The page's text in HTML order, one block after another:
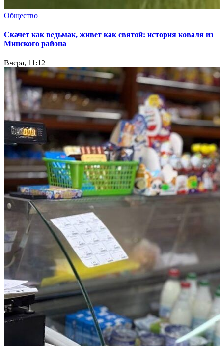
Общество
Скачет как ведьмак, живет как святой: история коваля из
Минского района
Вчера, 11:12